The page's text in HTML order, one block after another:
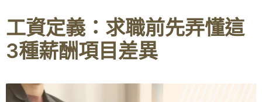
工資定義：求職前先弄懂這
3種薪酬項目差異